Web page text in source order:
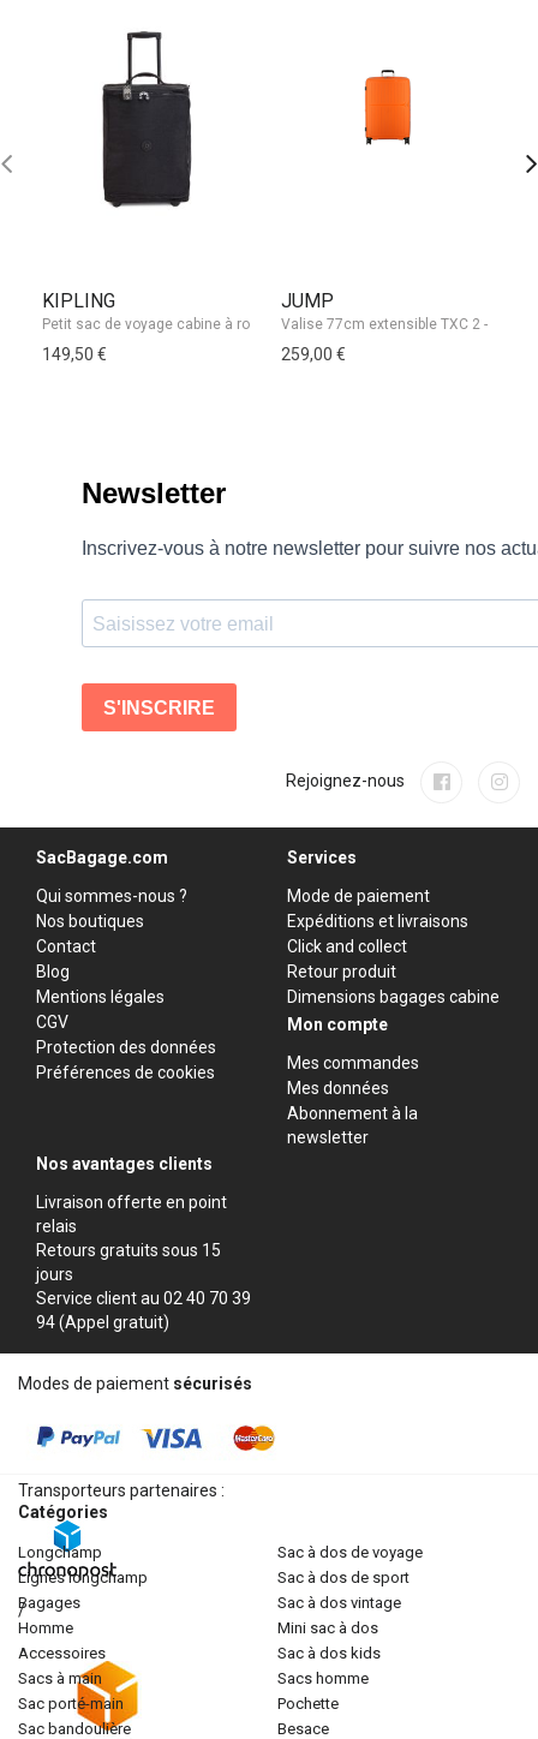
KIPLING
149,50 €
JUMP
259,00 €
Rejoignez-nous
SacBagage.com
Qui sommes-nous ?
Nos boutiques
Contact
Blog
Mentions légales
CGV
Protection des données
Préférences de cookies
Services
Mode de paiement
Expéditions et livraisons
Click and collect
Retour produit
Dimensions bagages cabine
Mon compte
Mes commandes
Mes données
Abonnement à la
newsletter
Nos avantages clients
Livraison offerte en point
relais
Retours gratuits sous 15
jours
Service client au 02 40 70 39
94 (Appel gratuit)
Modes de paiement sécurisés
Transporteurs partenaires :
/
Catégories
longchamp
lignes longchamp
bagages
homme
accessoires
sacs à main
sac porté-main
sac bandoulière
sac à dos de voyage
sac à dos de sport
sac à dos vintage
mini sac à dos
sac à dos kids
sacs homme
pochette
besace